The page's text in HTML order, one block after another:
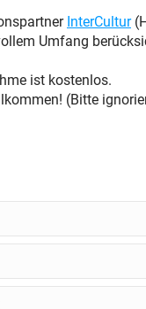
InterCultur
Umfang
ist kostenlos.
(Bitte